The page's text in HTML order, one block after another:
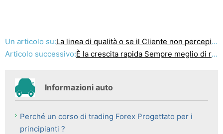
Un articolo su:La linea di qualità o se il Cliente non percepiamo, è importante?
Articolo successivo:È la crescita rapida Sempre meglio di rallentare la crescita?
Informazioni auto
Perché un corso di trading Forex Progettato per i
principianti ?